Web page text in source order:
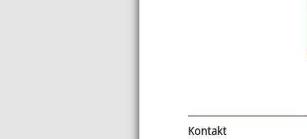
Kontakt